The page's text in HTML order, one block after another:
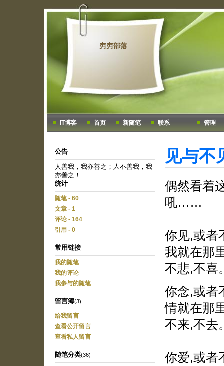
穷穷部落
IT博客 首页 新随笔 联系 管理
公告
人善我，我亦善之；人不善我，我
亦善之！
统计
随笔 - 60
文章 - 1
评论 - 164
引用 - 0
常用链接
我的随笔
我的评论
我参与的随笔
留言簿(3)
给我留言
查看公开留言
查看私人留言
随笔分类(36)
见与不
偶然看着
吼……
你见,或者
我就在那
不悲,不喜
你念,或者
情就在那
不来,不去
你爱,或者